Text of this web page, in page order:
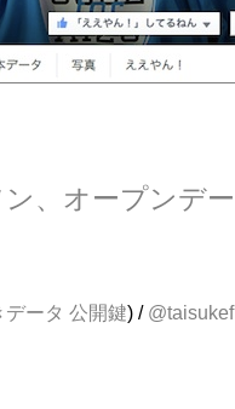
、オープンデ
ータ 公開鍵) / @taisukef